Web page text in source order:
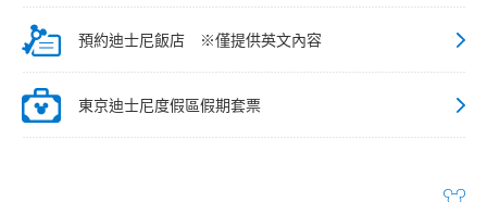
預約迪士尼飯店 ※僅提供英文內容
東京迪士尼度假區假期套票